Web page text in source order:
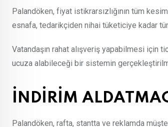
Palandöken, fiyat istikrarsızlığının tüm
esnafa, tedarikçiden nihai tüketiciye kadar
Vatandaşın rahat alışveriş yapabilmesi için
ucuza alabileceği bir sistemin
İNDİRİM
Palandöken, rafta, stantta ve reklamda